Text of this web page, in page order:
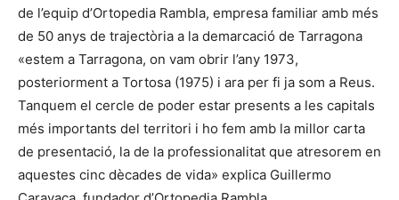
de l’equip d’Ortopedia Rambla, empresa familiar amb més
de 50 anys de trajectòria a la demarcació de Tarragona
«estem a Tarragona, on vam obrir l’any 1973,
posteriorment a Tortosa (1975) i ara per fi ja som a Reus.
Tanquem el cercle de poder estar presents a les capitals
més importants del territori i ho fem amb la millor carta
de presentació, la de la professionalitat que atresorem en
aquestes cinc dècades de vida» explica Guillermo